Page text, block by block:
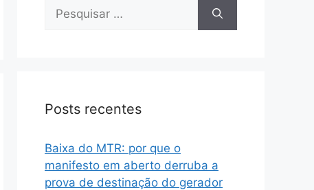
Posts recentes
Baixa do MTR: por que o
manifesto em aberto derruba a
prova de destinação do gerador